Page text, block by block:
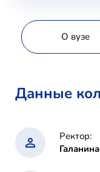
О вузе
Данные
Ректор: